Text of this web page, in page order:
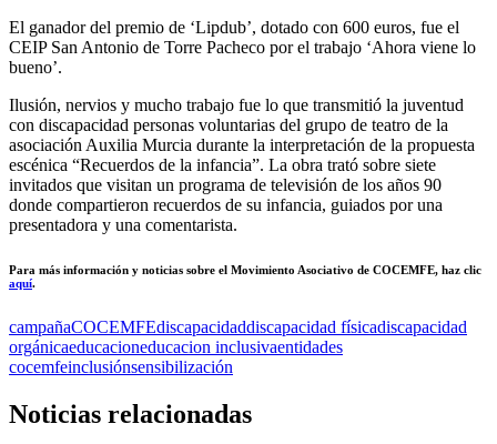
El ganador del premio de ‘Lipdub’, dotado con 600 euros, fue el
CEIP San Antonio de Torre Pacheco por el trabajo ‘Ahora viene lo
bueno’.
Ilusión, nervios y mucho trabajo fue lo que transmitió la juventud
con discapacidad personas voluntarias del grupo de teatro de la
asociación Auxilia Murcia durante la interpretación de la propuesta
escénica “Recuerdos de la infancia”. La obra trató sobre siete
invitados que visitan un programa de televisión de los años 90
donde compartieron recuerdos de su infancia, guiados por una
presentadora y una comentarista.
Para más información y noticias sobre el Movimiento Asociativo de COCEMFE, haz clic
aquí.
campañaCOCEMFEdiscapacidaddiscapacidad físicadiscapacidad
orgánicaeducacioneducacion inclusivaentidades
cocemfeinclusiónsensibilización
Noticias relacionadas